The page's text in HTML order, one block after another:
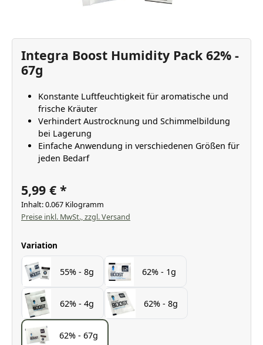
Integra Boost Humidity Pack 62% -
67g
Konstante Luftfeuchtigkeit für aromatische und
frische Kräuter
Verhindert Austrocknung und Schimmelbildung
bei Lagerung
Einfache Anwendung in verschiedenen Größen für
jeden Bedarf
5,99 €
Inhalt:0.067 Kilogramm
Preise inkl. MwSt., zzgl. Versand
Variation
55% - 8g 62% - 1g
62% - 4g 62% - 8g
62% - 67g